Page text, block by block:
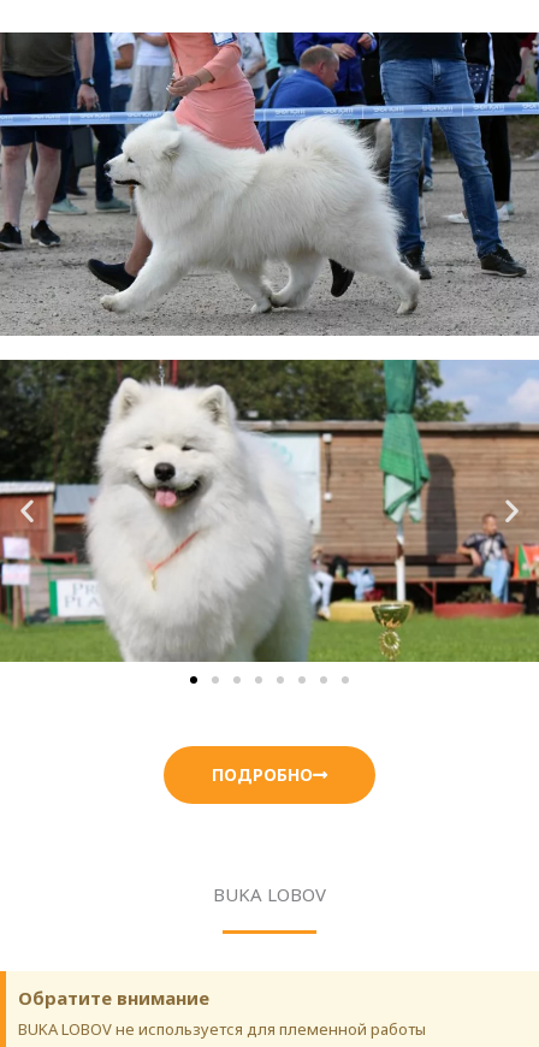
ПОДРОБНО
BUKA LOBOV
Обратите внимание
BUKA LOBOV не используется для племенной работы